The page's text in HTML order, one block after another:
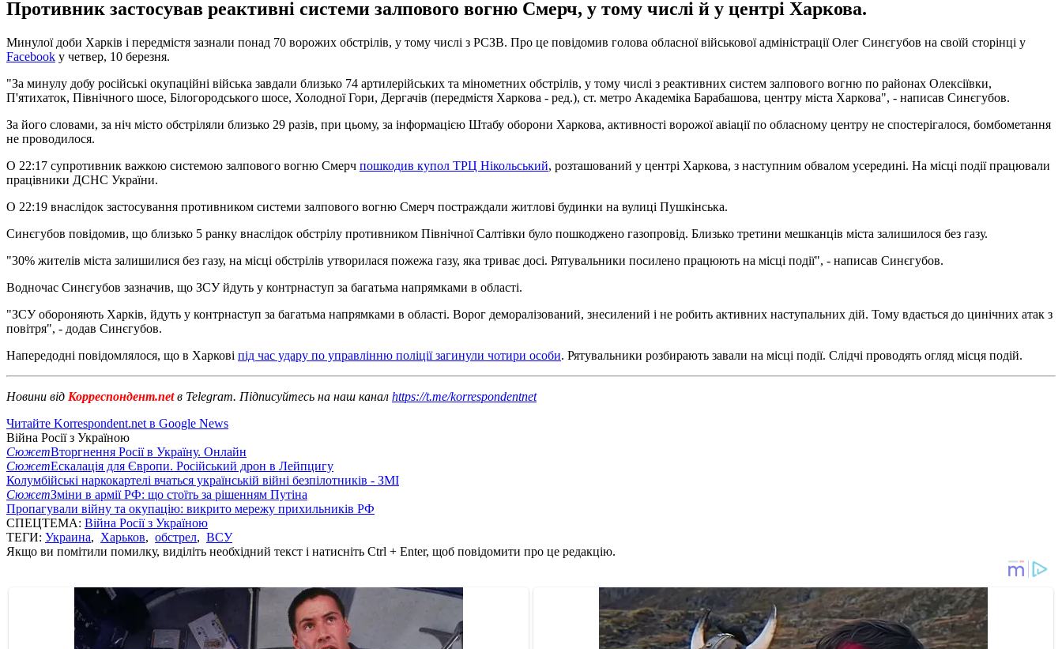
Противник застосував реактивні системи залпового вогню Смерч, у тому числі й у центрі Харкова.
Минулої доби Харків і передмістя зазнали понад 70 ворожих обстрілів, у тому числі з РСЗВ. Про це повідомив голова обласної військової адміністрації Олег Синєгубов на своїй сторінці у
Facebook у четвер, 10 березня.
"За минулу добу російські окупаційні війська завдали близько 74 артилерійських та мінометних обстрілів, у тому числі з реактивних систем залпового вогню по районах Олексіївки,
П'ятихаток, Північного шосе, Білогородського шосе, Холодної Гори, Дергачів (передмістя Харкова - ред.), ст. метро Академіка Барабашова, центру міста Харкова", - написав Синєгубов.
За його словами, за ніч місто обстріляли близько 29 разів, при цьому, за інформацією Штабу оборони Харкова, активності ворожої авіації по обласному центру не спостерігалося, бомбометання
не проводилося.
О 22:17 супротивник важкою системою залпового вогню Смерч пошкодив купол ТРЦ Нікольський, розташований у центрі Харкова, з наступним обвалом усередині. На місці події працювали
працівники ДСНС України.
О 22:19 внаслідок застосування противником системи залпового вогню Смерч постраждали житлові будинки на вулиці Пушкінська.
Синєгубов повідомив, що близько 5 ранку внаслідок обстрілу противником Північної Салтівки було пошкоджено газопровід. Близько третини мешканців міста залишилося без газу.
"30% жителів міста залишилися без газу, на місці обстрілів утворилася пожежа газу, яка триває досі. Рятувальники посилено працюють на місці події", - написав Синєгубов.
Водночас Синєгубов зазначив, що ЗСУ йдуть у контрнаступ за багатьма напрямками в області.
"ЗСУ обороняють Харків, йдуть у контрнаступ за багатьма напрямками в області. Ворог деморалізований, знесилений і не робить активних наступальних дій. Тому вдається до цинічних атак з
повітря", - додав Синєгубов.
Напередодні повідомлялося, що в Харкові під час удару по управлінню поліції загинули чотири особи. Рятувальники розбирають завали на місці події. Слідчі проводять огляд місця подій.
Новини від Корреспондент.netв Telegram. Підписуйтесь на наш канал https://t.me/korrespondentnet
Читайте Korrespondent.net в Google News
Війна Росії з Україною
СюжетВторгнення Росії в Україну. Онлайн
СюжетЕскалація для Європи. Російський дрон в Лейпцигу
Колумбійські наркокартелі вчаться українській війні безпілотників - ЗМІ
СюжетЗміни в армії РФ: що стоїть за рішенням Путіна
Пропагували війну та окупацію: викрито мережу прихильників РФ
СПЕЦТЕМА: Війна Росії з Україною
ТЕГИ: Украина, Харьков, обстрел, ВСУ
Якщо ви помітили помилку, виділіть необхідний текст і натисніть Ctrl + Enter, щоб повідомити про це редакцію.